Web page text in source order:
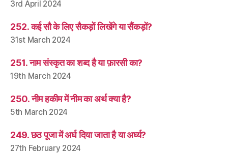
3rd April 2024
252. कई सौ के लिए सैकड़ों लिखेंगे या सैंकड़ों?
31st March 2024
251. नाम संस्कृत का शब्द है या फ़ारसी का?
19th March 2024
250. नीम हकीम में नीम का अर्थ क्या है?
5th March 2024
249. छठ पूजा में अर्घ दिया जाता है या अर्घ्य?
27th February 2024